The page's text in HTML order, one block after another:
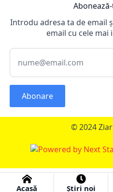
Acasă Știri noi
Introdu adresa ta de email
email cu cele
Abonare
© 2024